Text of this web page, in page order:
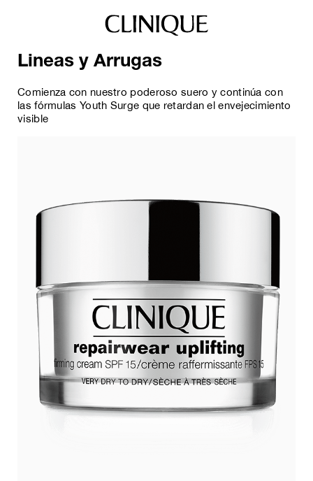
Lineas y Arrugas
Comienza con nuestro poderoso suero y continúa con
las fórmulas Youth Surge que retardan el envejecimiento
visible